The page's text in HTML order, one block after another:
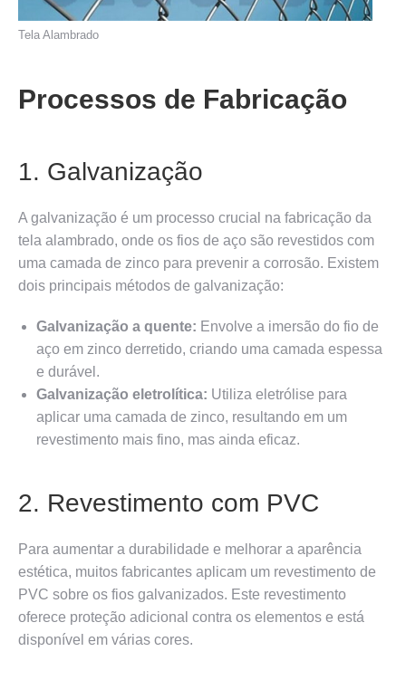
Tela Alambrado
Processos de Fabricação
1. Galvanização
A galvanização é um processo crucial na fabricação da
tela alambrado, onde os fios de aço são revestidos com
uma camada de zinco para prevenir a corrosão. Existem
dois principais métodos de galvanização:
Galvanização a quente: Envolve a imersão do fio de
aço em zinco derretido, criando uma camada espessa
e durável.
Galvanização eletrolítica: Utiliza eletrólise para
aplicar uma camada de zinco, resultando em um
revestimento mais fino, mas ainda eficaz.
2. Revestimento com PVC
Para aumentar a durabilidade e melhorar a aparência
estética, muitos fabricantes aplicam um revestimento de
PVC sobre os fios galvanizados. Este revestimento
oferece proteção adicional contra os elementos e está
disponível em várias cores.